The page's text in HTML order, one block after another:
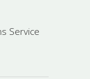
Service